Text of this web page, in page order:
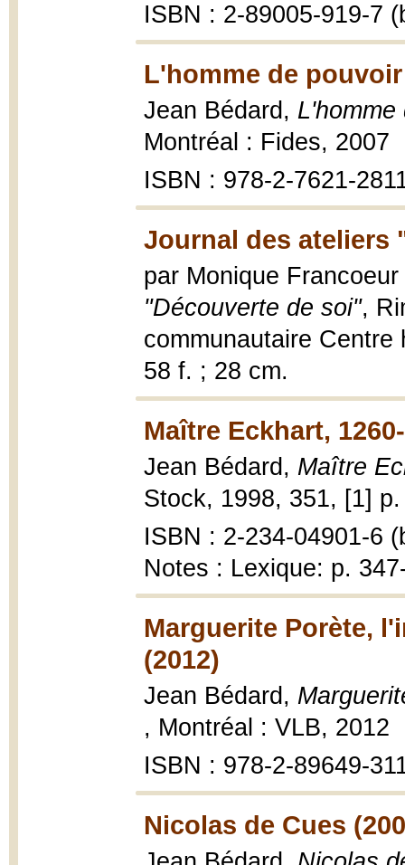
ISBN : 2-89005-919-7
L'homme de
Jean Bédard,
Montréal : Fides, 2007
ISBN : 978-2-7621-
Journal des ateliers
par Monique
"Découverte de soi",
communautaire
58 f. ; 28 cm.
Maître Eckhart,
Jean Bédard, Maître
Stock, 1998, 351, [1]
ISBN : 2-234-04901-6
Notes : Lexique: p.
Marguerite Porète,
(2012)
Jean Bédard,
, Montréal : VLB, 2012
ISBN : 978-2-89649-
Nicolas de Cues